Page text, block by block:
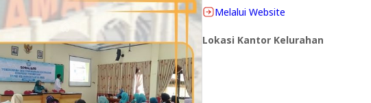
Melalui Website
Lokasi Kantor Kelurahan